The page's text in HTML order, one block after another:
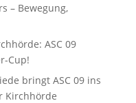
– Bewegung,
ASC 09
Cup!
bringt ASC 09 ins
Kirchhörde